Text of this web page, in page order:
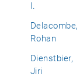
I.
Delacombe,
Rohan
Dienstbier,
Jiri